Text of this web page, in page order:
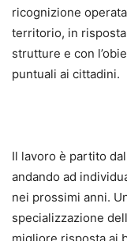
ricognizione
territorio, in
strutture e con
puntuali ai cittadini.
Il lavoro è partito
andando ad
nei prossimi anni.
specializzazione
migliore risposta ai